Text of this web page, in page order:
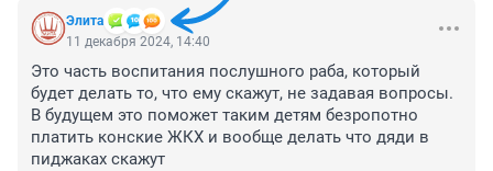
Элита
11 декабря 2024, 14:40
Это часть воспитания послушного раба, который
будет делать то, что ему скажут, не задавая вопросы.
В будущем это поможет таким детям безропотно
платить конские ЖКХ и вообще делать что дяди в
пиджаках скажут